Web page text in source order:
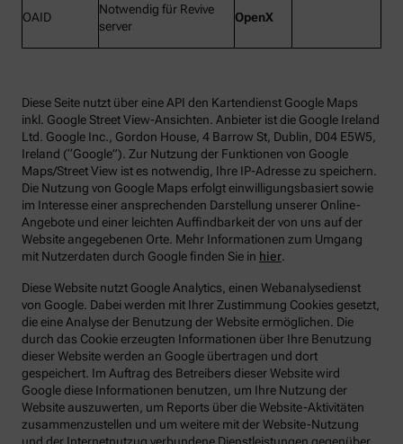
OAID
Notwendig für Revive
server
OpenX
Diese Seite nutzt über eine API den Kartendienst Google Maps
inkl. Google Street View-Ansichten. Anbieter ist die Google Ireland
Ltd. Google Inc., Gordon House, 4 Barrow St, Dublin, D04 E5W5,
Ireland (“Google”). Zur Nutzung der Funktionen von Google
Maps/Street View ist es notwendig, Ihre IP-Adresse zu speichern.
Die Nutzung von Google Maps erfolgt einwilligungsbasiert sowie
im Interesse einer ansprechenden Darstellung unserer Online-
Angebote und einer leichten Auffindbarkeit der von uns auf der
Website angegebenen Orte. Mehr Informationen zum Umgang
mit Nutzerdaten durch Google finden Sie in hier.
Diese Website nutzt Google Analytics, einen Webanalysedienst
von Google. Dabei werden mit Ihrer Zustimmung Cookies gesetzt,
die eine Analyse der Benutzung der Website ermöglichen. Die
durch das Cookie erzeugten Informationen über Ihre Benutzung
dieser Website werden an Google übertragen und dort
gespeichert. Im Auftrag des Betreibers dieser Website wird
Google diese Informationen benutzen, um Ihre Nutzung der
Website auszuwerten, um Reports über die Website-Aktivitäten
zusammenzustellen und um weitere mit der Website-Nutzung